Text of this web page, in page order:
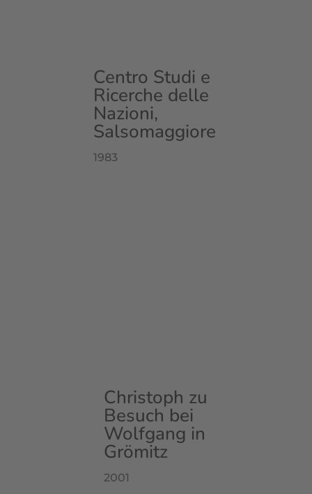
Centro Studi e
Ricerche delle
Nazioni,
Salsomaggiore
1983
Christoph zu
Besuch bei
Wolfgang in
Grömitz
2001